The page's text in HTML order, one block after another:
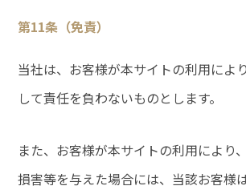
第11条（免責）
当社は、お客様が本サイトの利用によ
して責任を負わないものとします。
また、お客様が本サイトの利用により
損害等を与えた場合には、当該お客様